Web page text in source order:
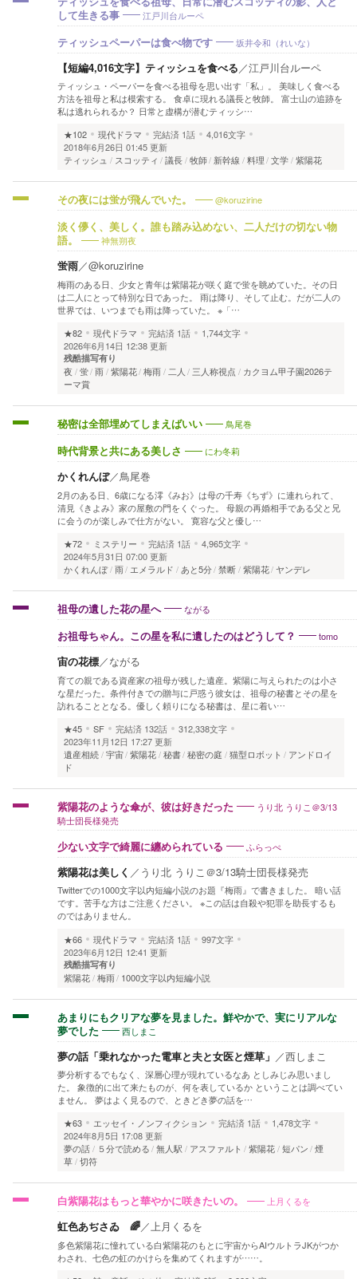
して生きる事
江戸川台ルーペ
ティッシュペーパーは食べ物です 坂井令和（れいな）
【短編4,016文字】ティッシュを食べる ／江戸川台ルーペ
ティッシュ・ペーパーを食べる祖母を思い出す「私」。 美味しく食べる
方法を祖母と私は模索する。 食卓に現れる議長と牧師。 富士山の追跡を
私は逃れられるか？ 日常と虚構が潜むティッシ…
★102
現代ドラマ 完結済 1話
4,016文字
2018年6月26日 01:45 更新
ティッシュ
スコッティ 議長 牧師 新幹線 料理 文学 紫陽花
その夜には蛍が飛んでいた。 @koruzirine
淡く儚く、美しく。誰も踏み込めない、二人だけの切ない物
語。
神無朔夜
蛍雨／@koruzirine
梅雨のある日、少女と青年は紫陽花が咲く庭で蛍を眺めていた。その日
は二人にとって特別な日であった。 雨は降り、そして止む。だが二人の
世界では、いつまでも雨は降っていた。 ※「…
★82
現代ドラマ 完結済 1話
1,744文字
2026年6月14日 12:38 更新
残酷描写有り
夜 蛍 雨 紫陽花 梅雨 二人 三人称視点
カクヨム甲子園2026テ
ーマ賞
秘密は全部埋めてしまえばいい 鳥尾巻
時代背景と共にある美しさ にわ冬莉
かくれんぼ／鳥尾巻
2月のある日、6歳になる澪《みお》は母の千寿《ちず》に連れられて、
清見《きよみ》家の屋敷の門をくぐった。 母親の再婚相手である父と兄
に会うのが楽しみで仕方がない。 寛容な父と優し…
★72
ミステリー 完結済 1話
4,965文字
2024年5月31日 07:00 更新
かくれんぼ 雨 エメラルド あと5分 禁断 紫陽花 ヤンデレ
祖母の遺した花の星へ ながる
お祖母ちゃん。この星を私に遺したのはどうして？ tomo
宙の花標／ながる
育ての親である資産家の祖母が残した遺産。紫陽に与えられたのは小さ
な星だった。条件付きでの贈与に戸惑う彼女は、祖母の秘書とその星を
訪れることとなる。優しく頼りになる秘書は、星に着い…
★45
SF 完結済 132話
312,338文字
2023年11月12日 17:27 更新
遺産相続 宇宙 紫陽花 秘書 秘密の庭 猫型ロボット
アンドロイ
ド
紫陽花のような傘が、彼は好きだった
うり北 うりこ＠3/13
騎士団長様発売
少ない文字で綺麗に纏められている ふらっぺ
紫陽花は美しく ／ うり北 うりこ＠3/13騎士団長様発売
Twitterでの1000文字以内短編小説のお題『梅雨』で書きました。 暗い話
です。苦手な方はご注意ください。 ※この話は自殺や犯罪を助長するも
のではありません。
★66
現代ドラマ 完結済 1話
997文字
2023年6月12日 12:41 更新
残酷描写有り
紫陽花 梅雨 1000文字以内短編小説
あまりにもクリアな夢を見ました。鮮やかで、実にリアルな
夢でした
西しまこ
夢の話「乗れなかった電車と夫と女医と煙草」 ／西しまこ
夢分析するでもなく、深層心理が現れているなあ としみじみ思いまし
た。 象徴的に出て来たものが、何を表しているか ということは調べてい
ません。 夢はよく見るので、ときどき夢の話を…
★63
エッセイ・ノンフィクション 完結済 1話
1,478文字
2024年8月5日 17:08 更新
夢の話
５分で読める 無人駅 アスファルト 紫陽花 短パン 煙
草 切符
白紫陽花はもっと華やかに咲きたいの。 上月くるを
虹色あぢさゐ 🌈／上月くるを
多色紫陽花に憧れている白紫陽花のもとに宇宙からAIウルトラJKがつか
わされ、七色の虹のかけらを集めてくれますが……。